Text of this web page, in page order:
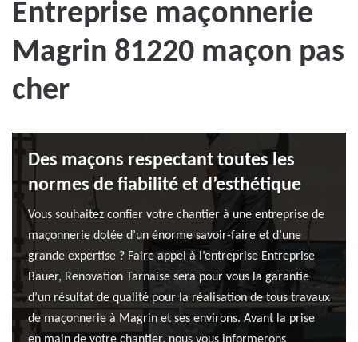
Entreprise maçonnerie
Magrin 81220 maçon pas
cher
Des maçons respectant toutes les
normes de fiabilité et d’esthétique
Vous souhaitez confier votre chantier à une entreprise de
maçonnerie dotée d’un énorme savoir-faire et d’une
grande expertise ? Faire appel à l’entreprise Entreprise
Bauer, Renovation Tarnaise sera pour vous la garantie
d’un résultat de qualité pour la réalisation de tous travaux
de maçonnerie à Magrin et ses environs. Avant la prise